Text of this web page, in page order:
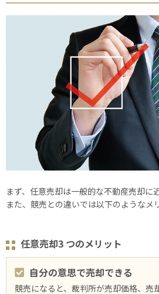
まず、任意売却は⼀般的な不動産売却に
また、競売との違いでは以下のようなメ
任意売却3 つのメリット
自分の意思で売却できる
競売になると、裁判所が売却価格、売